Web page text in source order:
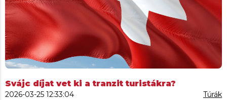
Svájc díjat vet ki a tranzit turistákra?
2026-03-25 12:33:04
Túrák